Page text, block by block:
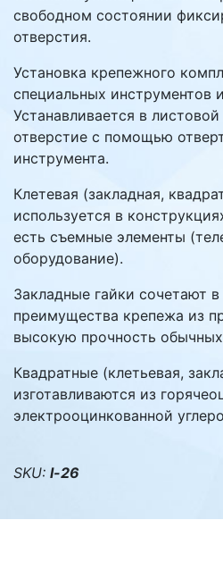
свободном состоянии
отверстия.
Установка крепежного
специальных инструментов
Устанавливается в
отверстие с помощью
инструмента.
Клетевая (закладная,
используется в
есть съемные элементы
оборудование).
Закладные гайки сочетают
преимущества крепежа из
высокую прочность обычных
Квадратные (клетьевая,
изготавливаются из
электрооцинкованной
SKU: l-26